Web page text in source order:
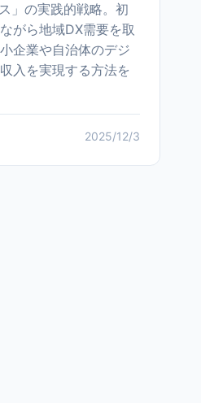
」の実践的戦略。初
がら地域DX需要を取
企業や自治体のデジ
入を実現する方法を
2025/12/3